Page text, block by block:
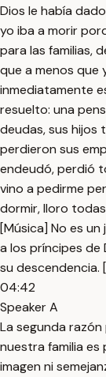
Dios le había
yo iba a morir
para las familias,
que a menos que
inmediatamente
resuelto: una
deudas, sus hijos
perdieron sus
endeudó, perdió
vino a pedirme
dormir, lloro
[Música] No es
a los príncipes de
su descendencia.
04:42
Speaker A
La segunda
nuestra familia es
imagen ni